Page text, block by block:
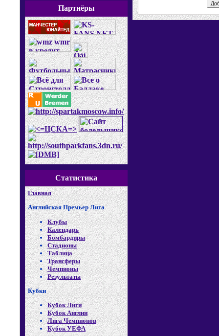
Партнёры
Статистика
Главная
Английская Премьер Лига
Клубы
Календарь
Бомбардиры
Стадионы
Таблица
Трансферы
Чемпионы
Результаты
Кубки
Кубок Лиги
Кубок Англии
Лига Чемпионов
Кубок УЕФА